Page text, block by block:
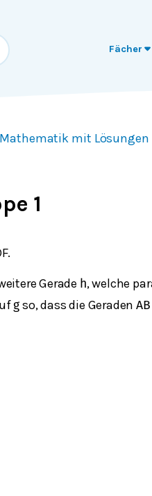
Fächer
mit Lösungen
1
Gerade h, welche
g so, dass die GeradenAB